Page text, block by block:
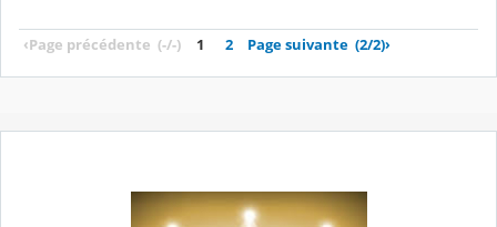
‹Page précédente (-/-) 1 2 Page suivante (2/2)›